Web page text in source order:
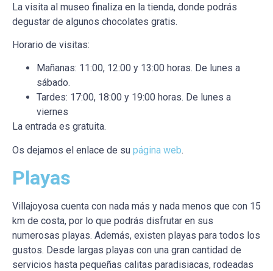
La visita al museo finaliza en la tienda, donde podrás
degustar de algunos chocolates gratis.
Horario de visitas:
Mañanas: 11:00, 12:00 y 13:00 horas. De lunes a
sábado.
Tardes: 17:00, 18:00 y 19:00 horas. De lunes a
viernes
La entrada es gratuita.
Os dejamos el enlace de su página web.
Playas
Villajoyosa cuenta con nada más y nada menos que con 15
km de costa, por lo que podrás disfrutar en sus
numerosas playas. Además, existen playas para todos los
gustos. Desde largas playas con una gran cantidad de
servicios hasta pequeñas calitas paradisiacas, rodeadas